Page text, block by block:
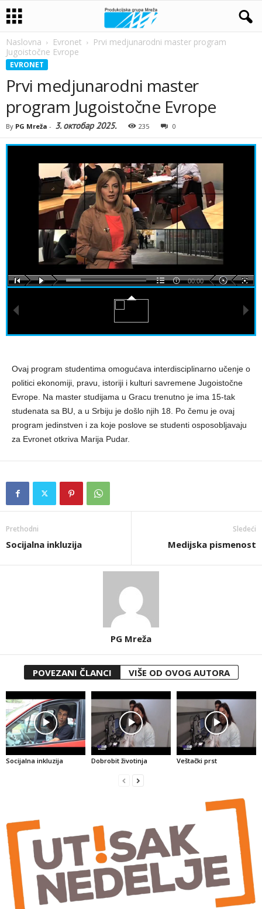
Naslovna Evronet
Prvi medjunarodni master program
Jugoistočne Evrope
EVRONET
Prvi medjunarodni master
program Jugoistočne Evrope
By PG Mreža - 3. октобар 2025. 235 0
00:00
Ovaj program studentima omogućava interdisciplinarno učenje o
politici ekonomiji, pravu, istoriji i kulturi savremene Jugoistočne
Evrope. Na master studijama u Gracu trenutno je ima 15-tak
studenata sa BU, a u Srbiju je došlo njih 18. Po čemu je ovaj
program jedinstven i za koje poslove se studenti osposobljavaju
za Evronet otkriva Marija Pudar.
Prethodni
Socijalna inkluzija
Sledeći
Medijska pismenost
PG Mreža
POVEZANI ČLANCI VIŠE OD OVOG AUTORA
Socijalna inkluzija Dobrobit životinja Veštački prst